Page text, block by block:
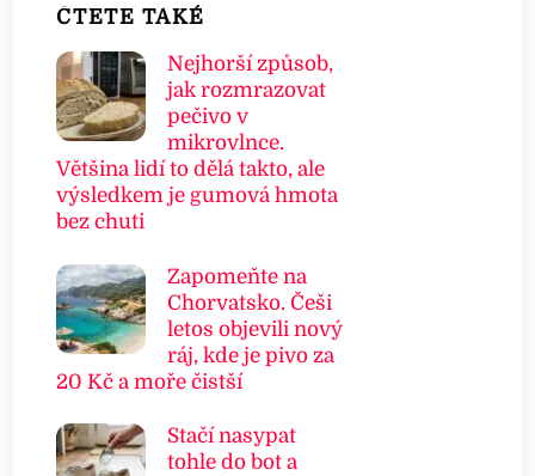
ČTETE TAKÉ
Nejhorší způsob,
jak rozmrazovat
pečivo v
mikrovlnce.
Většina lidí to dělá takto, ale
výsledkem je gumová hmota
bez chuti
Zapomeňte na
Chorvatsko. Češi
letos objevili nový
ráj, kde je pivo za
20 Kč a moře čistší
Stačí nasypat
tohle do bot a